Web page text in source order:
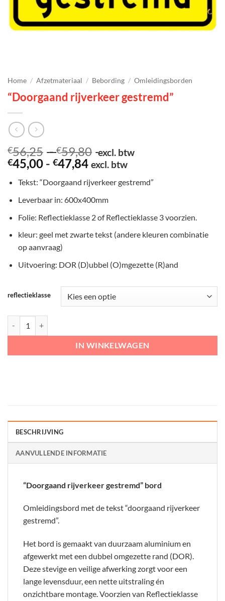
Home / Afzetmateriaal / Bebording / Omleidingsborden
“Doorgaand rijverkeer gestremd”
€56,25 - €59,80 Prijsklasse:
€56,25
€59,80
excl. btw
€45,00 - €47,84Prijsklasse:
tot
€47,84
excl. btw
Tekst: “Doorgaand rijverkeer gestremd”
Leverbaar in: 600x400mm
Folie: Reflectieklasse 2 of Reflectieklasse 3 voorzien.
kleur: geel met zwarte tekst (andere kleuren combinatie
op aanvraag)
Uitvoering: DOR (D)ubbel (O)mgezette (R)and
reflectieklasse
IN WINKELWAGEN
BESCHRIJVING
AANVULLENDE INFORMATIE
“Doorgaand rijverkeer gestremd” bord
Omleidingsbord met de tekst “doorgaand rijverkeer
gestremd”.
Het bord is gemaakt van duurzaam aluminium en
afgewerkt met een dubbel omgezette rand (DOR).
Deze stevige en veilige afwerking zorgt voor een
lange levensduur, een nette uitstraling én
onzichtbare montage. Voorzien van Reflectieklasse